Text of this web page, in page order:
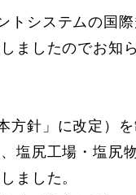
システムの国際
ましたのでお知
針」に改定）
塩尻工場・塩尻
ました。